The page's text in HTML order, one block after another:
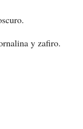
y zafiro.